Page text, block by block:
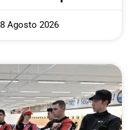
8 Agosto 2026